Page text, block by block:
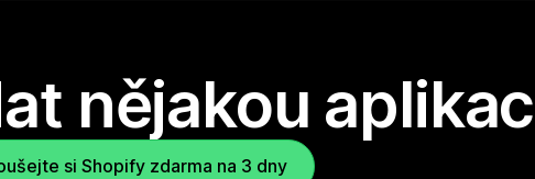
nějakou
si Shopify zdarma na 3 dny